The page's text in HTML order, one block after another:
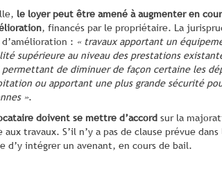
le loyer peut être amené à augmenter en
, financés par le propriétaire. La
: « travaux apportant un
supérieure au niveau des prestations
de diminuer de façon certaine les
ou apportant une plus grande sécurité
».
doivent se mettre d’accord sur la
travaux. S’il n’y a pas de clause prévue
d’y intégrer un avenant, en cours de bail.